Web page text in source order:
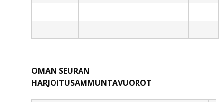
OMAN SEURAN
HARJOITUSAMMUNTAVUOROT